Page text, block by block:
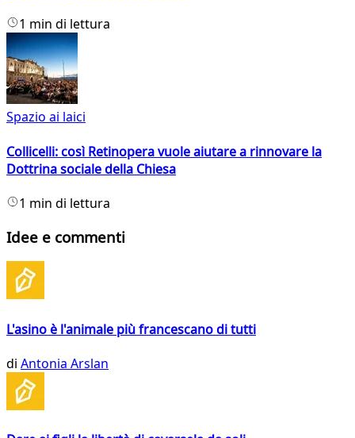
1 min di lettura
Spazio ai laici
Collicelli: così Retinopera vuole aiutare a rinnovare la
Dottrina sociale della Chiesa
1 min di lettura
Idee e commenti
L'asino è l'animale più francescano di tutti
di Antonia Arslan